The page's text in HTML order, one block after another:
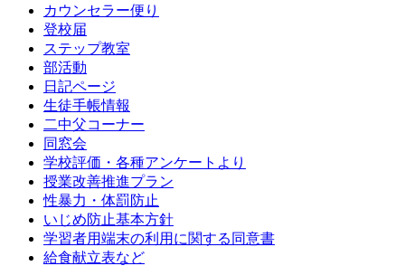
カウンセラー便り
登校届
ステップ教室
部活動
日記ページ
生徒手帳情報
二中父コーナー
同窓会
学校評価・各種アンケートより
授業改善推進プラン
性暴力・体罰防止
いじめ防止基本方針
学習者用端末の利用に関する同意書
給食献立表など